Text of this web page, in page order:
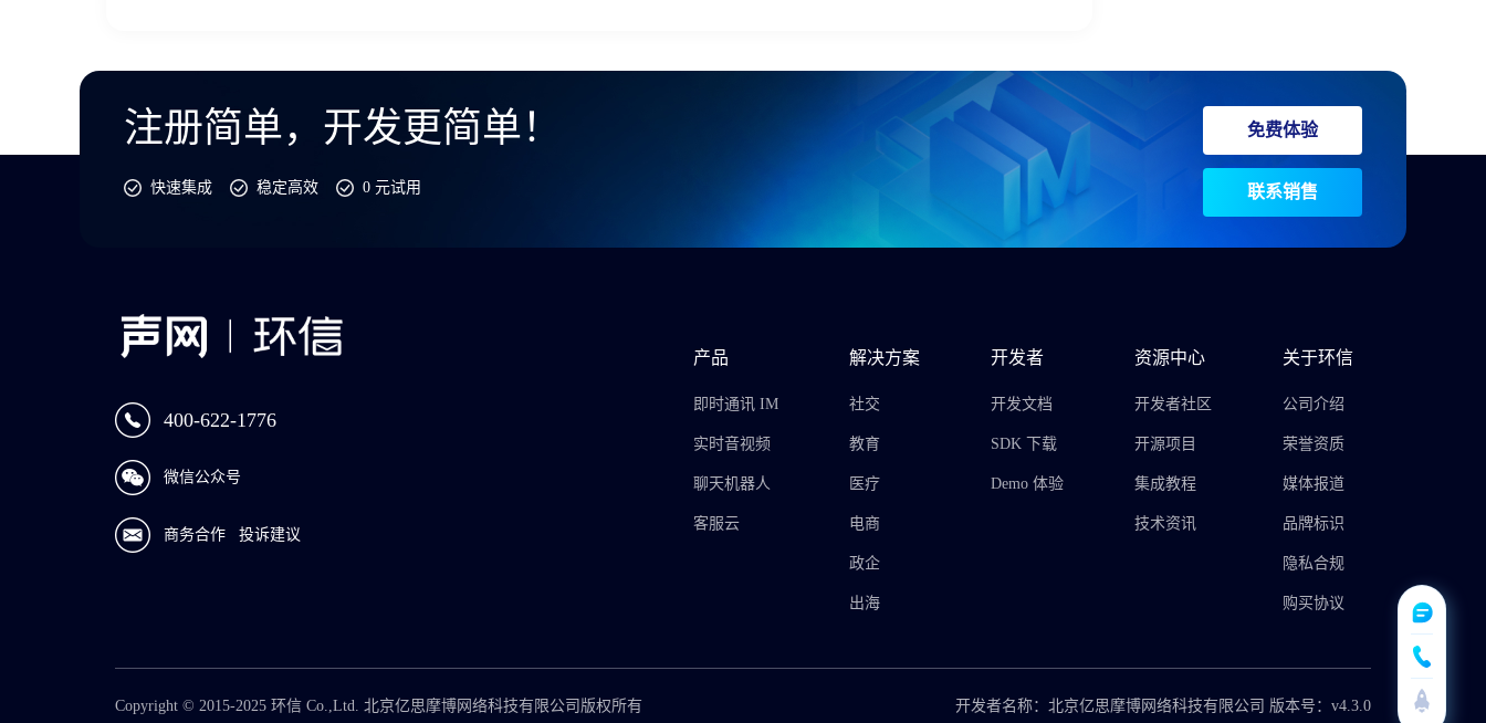
注册简单，开发更简单！
快速集成 稳定高效 0 元试用
免费体验
联系销售
400-622-1776
微信公众号
商务合作 投诉建议
产品
即时通讯 IM
实时音视频
聊天机器人
客服云
解决方案
社交
教育
医疗
电商
政企
出海
开发者
开发文档
SDK 下载
Demo 体验
资源中心
开发者社区
开源项目
集成教程
技术资讯
关于环信
公司介绍
荣誉资质
媒体报道
品牌标识
隐私合规
购买协议
Copyright © 2015-2025 环信 Co.,Ltd. 北京亿思摩博网络科技有限公司版权所有 开发者名称：北京亿思摩博网络科技有限公司 版本号：v4.3.0